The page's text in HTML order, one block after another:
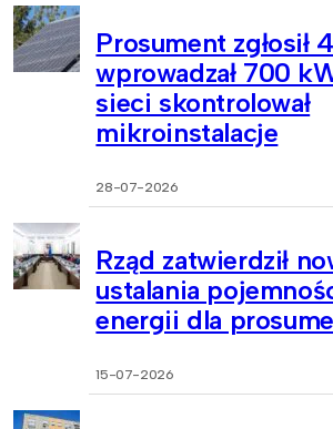
Prosument zgłosił
wprowadzał 700
sieci skontrolował
mikroinstalacje
28-07-2026
Rząd zatwierdził
ustalania
energii dla
15-07-2026